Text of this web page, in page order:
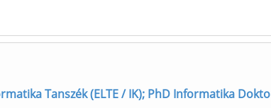
Tanszék (ELTE / IK); PhD Informatika